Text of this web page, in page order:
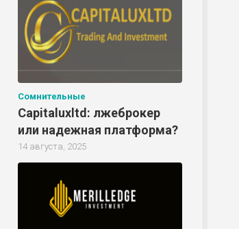
Сомнительные
Capitaluxltd: лжеброкер
или надежная платформа?
14 августа, 2025